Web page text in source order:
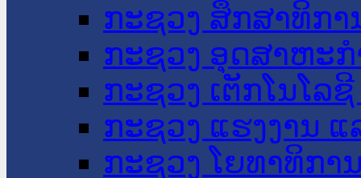
ກະຊວງ ສຶກສາທິກາ
ກະຊວງ ອຸດສາຫະ
ກະຊວງ ເຕັກໂນໂລ
ກະຊວງ ແຮງງານ
ກະຊວງ ໂຍທາທິກາ